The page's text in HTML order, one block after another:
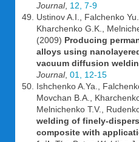
Journal, 12, 7-9
Ustinov A.I., Falchenko
Kharchenko G.K.,
(2009) Producing
alloys using
vacuum diffusion
Journal, 01, 12-15
Ishchenko A.Ya.,
Movchan B.A.,
Melnichenko T.V.,
welding of finely-
composite with